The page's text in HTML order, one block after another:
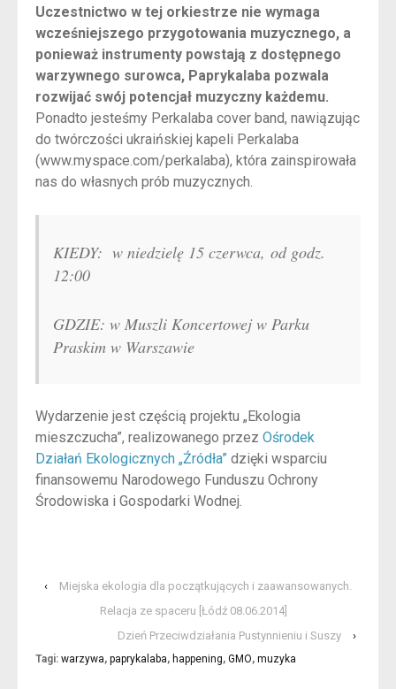
Uczestnictwo w tej orkiestrze nie wymaga
wcześniejszego przygotowania muzycznego, a
ponieważ instrumenty powstają z dostępnego
warzywnego surowca, Paprykalaba pozwala
rozwijać swój potencjał muzyczny każdemu.
Ponadto jesteśmy Perkalaba cover band, nawiązując
do twórczości ukraińskiej kapeli Perkalaba
(www.myspace.com/perkalaba), która zainspirowała
nas do własnych prób muzycznych.
KIEDY: w niedzielę 15 czerwca, od godz.
12:00
GDZIE: w Muszli Koncertowej w Parku
Praskim w Warszawie
Wydarzenie jest częścią projektu „Ekologia
mieszczucha”, realizowanego przez Ośrodek
Działań Ekologicznych „Źródła” dzięki wsparciu
finansowemu Narodowego Funduszu Ochrony
Środowiska i Gospodarki Wodnej.
‹
Miejska ekologia dla początkujących i zaawansowanych.
Relacja ze spaceru [Łódź 08.06.2014]
Dzień Przeciwdziałania Pustynnieniu i Suszy
›
Tagi: warzywa, paprykalaba, happening, GMO, muzyka